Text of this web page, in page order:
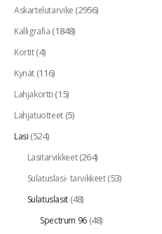
Askartelutarvike(2956)
Kalligrafia(1848)
Kortit(4)
Kynät(116)
Lahjakortti(15)
Lahjatuotteet(5)
Lasi(524)
Lasitarvikkeet(264)
Sulatuslasi- tarvikkeet(53)
Sulatuslasit(48)
Spectrum 96(48)